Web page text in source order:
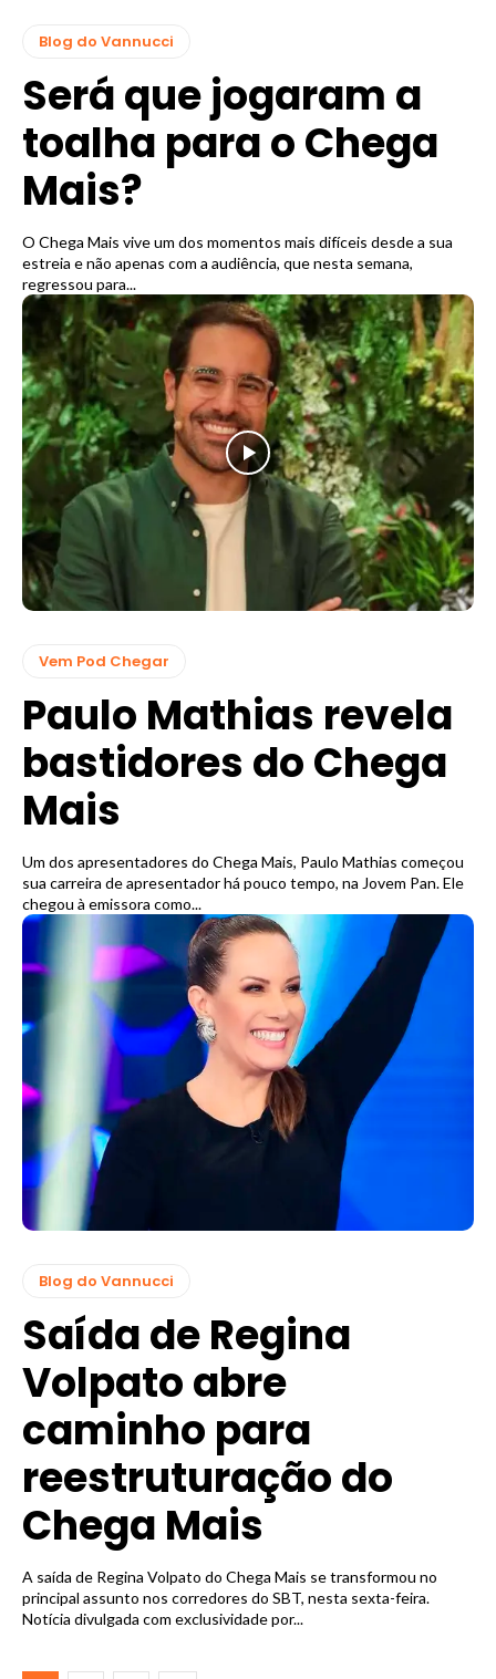
Blog do Vannucci
Será que jogaram a
toalha para o Chega
Mais?
O Chega Mais vive um dos momentos mais difíceis desde a sua
estreia e não apenas com a audiência, que nesta semana,
regressou para...
Vem Pod Chegar
Paulo Mathias revela
bastidores do Chega
Mais
Um dos apresentadores do Chega Mais, Paulo Mathias começou
sua carreira de apresentador há pouco tempo, na Jovem Pan. Ele
chegou à emissora como...
Blog do Vannucci
Saída de Regina
Volpato abre
caminho para
reestruturação do
Chega Mais
A saída de Regina Volpato do Chega Mais se transformou no
principal assunto nos corredores do SBT, nesta sexta-feira.
Notícia divulgada com exclusividade por...